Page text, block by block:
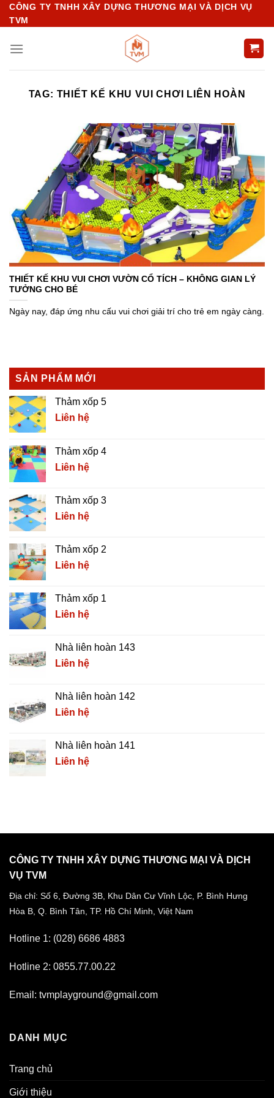
Chuyển
đến
dung
CÔNG TY TNHH XÂY DỰNG THƯƠNG MẠI VÀ DỊCH VỤ
TVM
TAG: THIẾT KẾ KHU VUI CHƠI LIÊN HOÀN
SẢN PHẨM MỚI
Thảm xốp 5
Liên hệ
Thảm xốp 4
Liên hệ
Thảm xốp 3
Liên hệ
Thảm xốp 2
Liên hệ
Thảm xốp 1
Liên hệ
Nhà liên hoàn 143
Liên hệ
Nhà liên hoàn 142
Liên hệ
Nhà liên hoàn 141
Liên hệ
THIẾT KẾ KHU VUI CHƠI VƯỜN CỔ TÍCH – KHÔNG GIAN LÝ
TƯỞNG CHO BÉ
Ngày nay, đáp ứng nhu cấu vui chơi giải trí cho trẻ em ngày càng.
CÔNG TY TNHH XÂY DỰNG THƯƠNG MẠI VÀ DỊCH
VỤ TVM
Địa chỉ: Số 6, Đường 3B, Khu Dân Cư Vĩnh Lộc, P. Bình Hưng
Hòa B, Q. Bình Tân, TP. Hồ Chí Minh, Việt Nam
Hotline 1: (028) 6686 4883
Hotline 2: 0855.77.00.22
Email: tvmplayground@gmail.com
DANH MỤC
Trang chủ
Giới thiệu